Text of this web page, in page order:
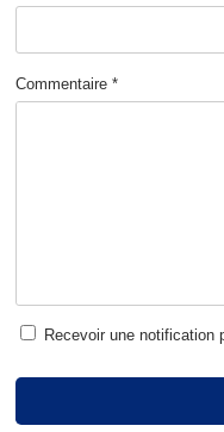
Commentaire *
Recevoir une notification